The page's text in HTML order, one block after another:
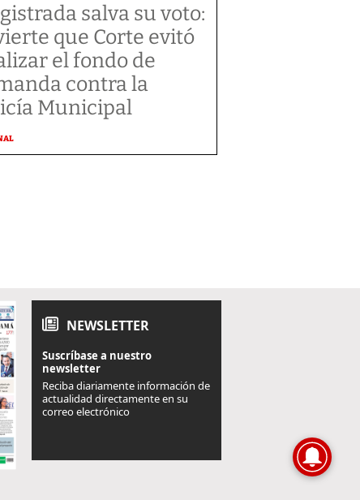
salva su voto:
que Corte evitó
el fondo de
contra la
Municipal
NEWSLETTER
Suscríbase a nuestro
newsletter
Reciba diariamente información de
actualidad directamente en su
correo electrónico